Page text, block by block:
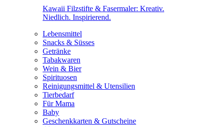
Kawaii Filzstifte & Fasermaler: Kreativ.
Niedlich. Inspirierend.
Lebensmittel
Snacks & Süsses
Getränke
Tabakwaren
Wein & Bier
Spirituosen
Reinigungsmittel & Utensilien
Tierbedarf
Für Mama
Baby
Geschenkkarten & Gutscheine